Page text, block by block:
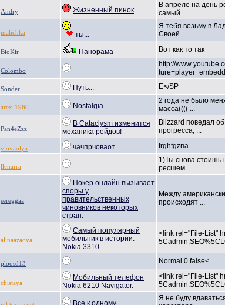
Andry Жизненный пинок
В апреле на день
самый ...
malichka ты...
Я тебя возьму в
Своей ...
BioKir Панорама Вот как то так
Colombo
http://www.youtube.c
ture=playe
Sonder Путь... Е</SP
arex-1960 Nostalgia...
2 года не было
масса(((( ...
Pan4eZzz
В Cataclysm изменится
механика рейдов!
Blizzard поведал
прогресса, ...
vlovaolya чачпрчоваот frghfgzпа
llenarra
1)Ты снова стоишь
ресшем ...
sereggaa
Покер онлайн вызывает
споры у
правительственных
чиновников некоторых
стран.
Между американск
происходят ...
alinaazaova
Самый популярный
мобильник в истории:
Nokia 3310.
<link rel="File-List"
5Cadmin.SE
ploosd13 Normal 0 false<
chistaya
Мобильный телефон
Nokia 6210 Navigator.
<link rel="File-List"
5Cadmin.SE
Все к одному...
Я не буду